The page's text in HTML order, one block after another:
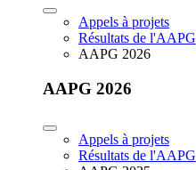
Appels à projets
Résultats de l'AAPG
AAPG 2026
AAPG 2026
Appels à projets
Résultats de l'AAPG